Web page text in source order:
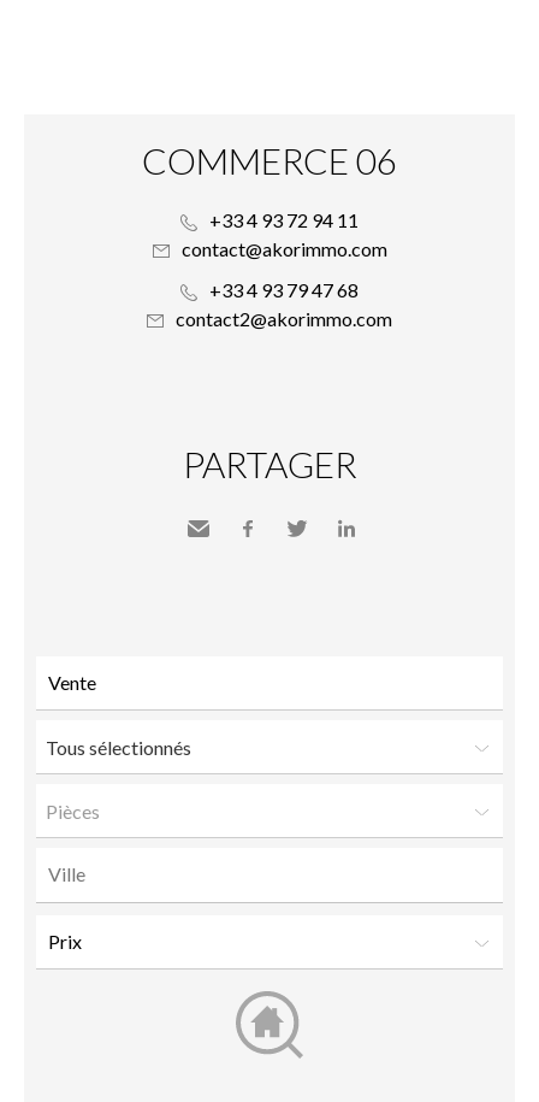
COMMERCE 06
+33 4 93 72 94 11
contact@akorimmo.com
+33 4 93 79 47 68
contact2@akorimmo.com
PARTAGER
Tous sélectionnés
Pièces